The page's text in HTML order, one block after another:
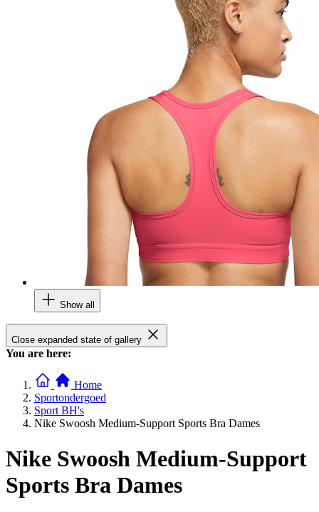
Show all
Close expanded state of gallery
You are here:
Home
Sportondergoed
Sport BH's
Nike Swoosh Medium-Support Sports Bra Dames
Nike Swoosh Medium-Support
Sports Bra Dames